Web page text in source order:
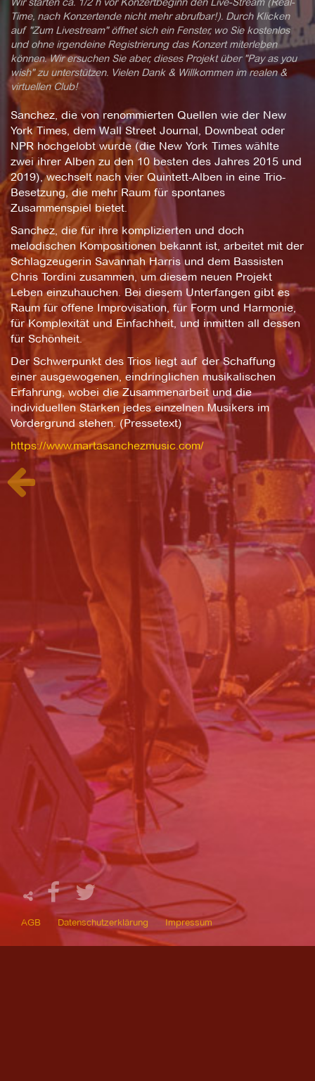
Time, nach Konzertende nicht mehr abrufbar!). Durch Klicken
auf "Zum Livestream" öffnet sich ein Fenster, wo Sie kostenlos
und ohne irgendeine Registrierung das Konzert miterleben
können. Wir ersuchen Sie aber, dieses Projekt über "Pay as you
wish" zu unterstützen. Vielen Dank & Willkommen im realen &
virtuellen Club!
Sanchez, die von renommierten Quellen wie der New
York Times, dem Wall Street Journal, Downbeat oder
NPR hochgelobt wurde (die New York Times wählte
zwei ihrer Alben zu den 10 besten des Jahres 2015 und
2019), wechselt nach vier Quintett-Alben in eine Trio-
Besetzung, die mehr Raum für spontanes
Zusammenspiel bietet.
Sanchez, die für ihre komplizierten und doch
melodischen Kompositionen bekannt ist, arbeitet mit der
Schlagzeugerin Savannah Harris und dem Bassisten
Chris Tordini zusammen, um diesem neuen Projekt
Leben einzuhauchen. Bei diesem Unterfangen gibt es
Raum für offene Improvisation, für Form und Harmonie,
für Komplexität und Einfachheit, und inmitten all dessen
für Schönheit.
Der Schwerpunkt des Trios liegt auf der Schaffung
einer ausgewogenen, eindringlichen musikalischen
Erfahrung, wobei die Zusammenarbeit und die
individuellen Stärken jedes einzelnen Musikers im
Vordergrund stehen. (Pressetext)
https://www.martasanchezmusic.com/
AGB Datenschutzerklärung Impressum